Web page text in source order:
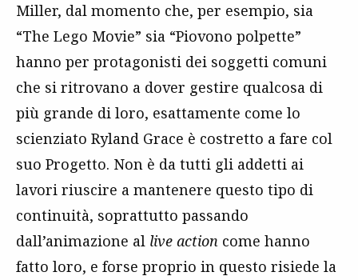
Miller, dal momento che, per esempio, sia
“The Lego Movie” sia “Piovono polpette”
hanno per protagonisti dei soggetti comuni
che si ritrovano a dover gestire qualcosa di
più grande di loro, esattamente come lo
scienziato Ryland Grace è costretto a fare col
suo Progetto. Non è da tutti gli addetti ai
lavori riuscire a mantenere questo tipo di
continuità, soprattutto passando
dall’animazione al live action come hanno
fatto loro, e forse proprio in questo risiede la